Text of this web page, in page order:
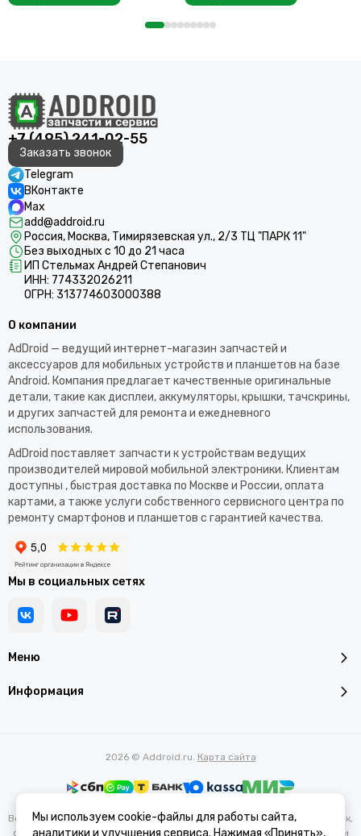
+7 (495) 241-02-55
Заказать звонок
Telegram
ВКонтакте
Max
add@addroid.ru
Россия, Москва, Тимирязевская ул., 2/3 ТЦ "ПАРК 11"
Без выходных с 10 до 21 часа
ИП Стельмах Андрей Степанович
ИНН: 774332026211
ОГРН: 313774603000388
Меню
Информация
О компании
AdDroid — ведущий интернет-магазин запчастей и
аксессуаров для мобильных устройств и планшетов на базе
Android. Компания предлагает качественные оригинальные
детали, такие как дисплеи, аккумуляторы, крышки, тачскрины,
и других запчастей для ремонта и ежедневного
использования.​
AdDroid поставляет запчасти к устройствам ведущих
производителей мировой мобильной электроники. Клиентам
доступны , быстрая доставка по Москве и России, оплата
картами, а также услуги собственного сервисного центра по
ремонту смартфонов и планшетов с гарантией качества.
Мы в социальных сетях
2026 © Addroid.ru. Карта сайта
Вся представленная на сайте информация, касающаяся характеристик,
стоимости товаров и услуг, носит информационный характер и ни при
Мы используем cookie-файлы для работы сайта,
аналитики и улучшения сервиса. Нажимая «Принять»,